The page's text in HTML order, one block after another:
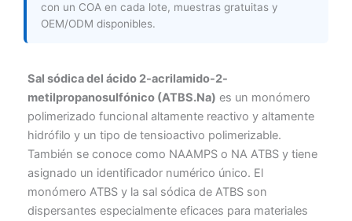
con un COA en cada lote, muestras gratuitas y
OEM/ODM disponibles.
Sal sódica del ácido 2-acrilamido-2-
metilpropanosulfónico (ATBS.Na) es un monómero
polimerizado funcional altamente reactivo y altamente
hidrófilo y un tipo de tensioactivo polimerizable.
También se conoce como NAAMPS o NA ATBS y tiene
asignado un identificador numérico único. El
monómero ATBS y la sal sódica de ATBS son
dispersantes especialmente eficaces para materiales